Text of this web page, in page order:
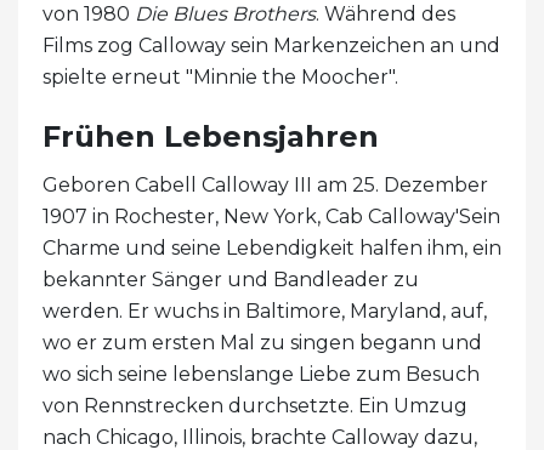
von 1980 Die Blues Brothers. Während des
Films zog Calloway sein Markenzeichen an und
spielte erneut "Minnie the Moocher".
Frühen Lebensjahren
Geboren Cabell Calloway III am 25. Dezember
1907 in Rochester, New York, Cab Calloway'Sein
Charme und seine Lebendigkeit halfen ihm, ein
bekannter Sänger und Bandleader zu
werden. Er wuchs in Baltimore, Maryland, auf,
wo er zum ersten Mal zu singen begann und
wo sich seine lebenslange Liebe zum Besuch
von Rennstrecken durchsetzte. Ein Umzug
nach Chicago, Illinois, brachte Calloway dazu,